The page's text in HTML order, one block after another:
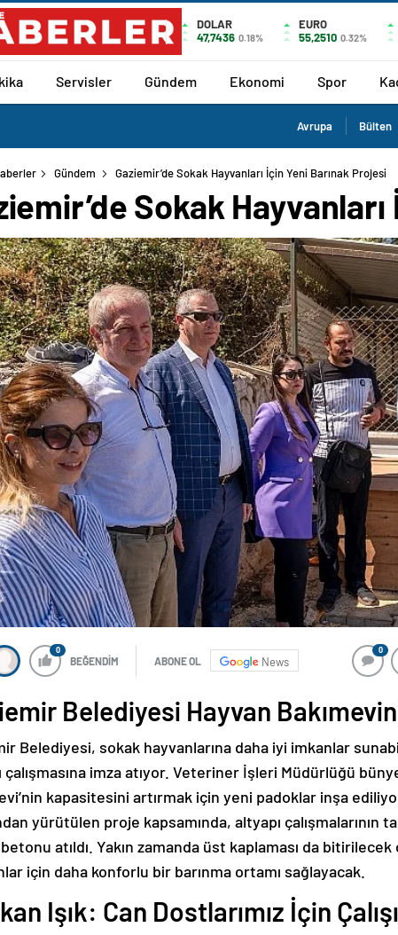
DOLAR
47,7436 0.18%
EURO
55,2510 0.32%
Servisler Gündem Ekonomi Spor
Avrupa Bülten
Gündem Gaziemir’de Sokak Hayvanları İçin Yeni Barınak Projesi
Sokak
0
BEĞENDİM ABONE OL News
0
Belediyesi Hayvan
Belediyesi, sokak hayvanlarına daha iyi imkanlar
çalışmasına imza atıyor. Veteriner İşleri Müdürlüğü
kapasitesini artırmak için yeni padoklar inşa
yürütülen proje kapsamında, altyapı çalışmalarının
atıldı. Yakın zamanda üst kaplaması da
için daha konforlu bir barınma ortamı sağlayacak.
Işık: Can Dostlarımız İçin